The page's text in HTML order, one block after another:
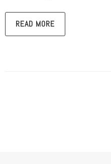
READ MORE